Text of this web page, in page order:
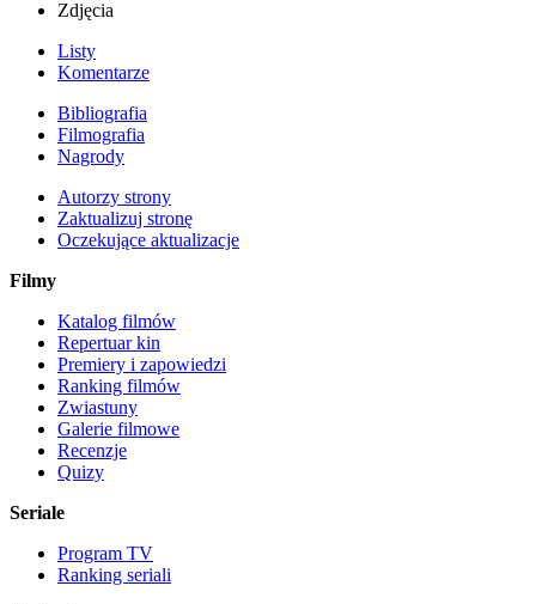
Zdjęcia
Listy
Komentarze
Bibliografia
Filmografia
Nagrody
Autorzy strony
Zaktualizuj stronę
Oczekujące aktualizacje
Filmy
Katalog filmów
Repertuar kin
Premiery i zapowiedzi
Ranking filmów
Zwiastuny
Galerie filmowe
Recenzje
Quizy
Seriale
Program TV
Ranking seriali